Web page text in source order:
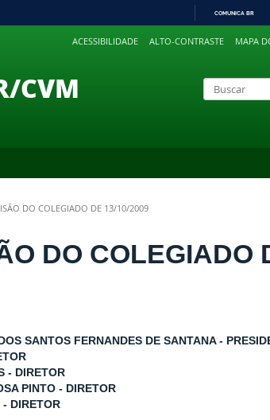
PARA
COMUNICA BR
ACESSIBILIDADE ALTO-CONTRASTE MAPA
CVM
DO COLEGIADO DE 13/10/2009
DO COLEGIADO
SANTOS FERNANDES DE SANTANA -
- DIRETOR
PINTO - DIRETOR
- DIRETOR